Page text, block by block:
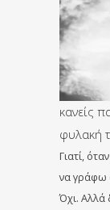
κανείς
φυλακή
Γιατί,
να γράφω
Όχι. Αλλά